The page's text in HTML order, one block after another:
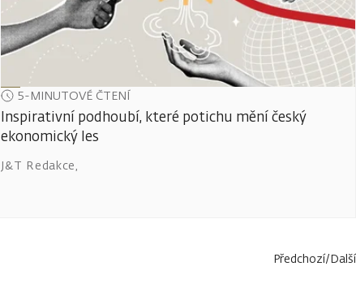
5-MINUTOVÉ ČTENÍ
Inspirativní podhoubí, které potichu mění český
ekonomický les
J&T Redakce,
Předchozí/Další